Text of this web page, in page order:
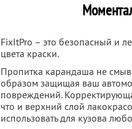
FixItPro – это безопасный и
цвета краски.
Пропитка карандаша не
образом защищая ваш
повреждений.
что и верхний слой
использовать для кузова